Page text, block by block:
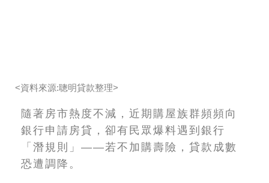
<資料來源:聰明貸款整理>
隨著房市熱度不減，近期購屋族群頻頻向
銀行申請房貸，卻有民眾爆料遇到銀行
「潛規則」——若不加購壽險，貸款成數
恐遭調降。